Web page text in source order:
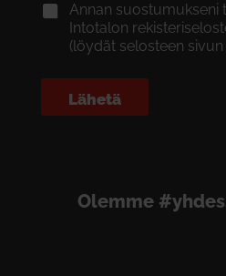
Annan suostumukseni
Intotalon
(löydät selosteen sivun
Lähetä
Olemme